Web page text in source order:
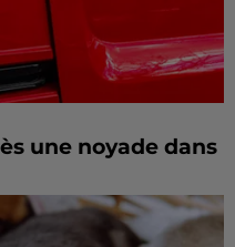
une noyade dans